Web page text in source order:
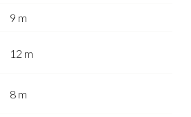
9 m
12 m
8 m